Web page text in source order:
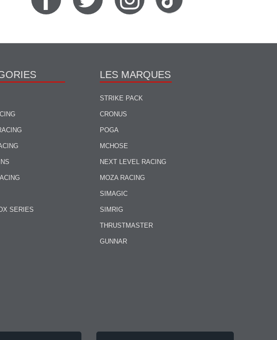
SERIES
LES MARQUES
STRIKE PACK
CRONUS
POGA
MCHOSE
NEXT LEVEL RACING
MOZA RACING
SIMAGIC
SIMRIG
THRUSTMASTER
GUNNAR